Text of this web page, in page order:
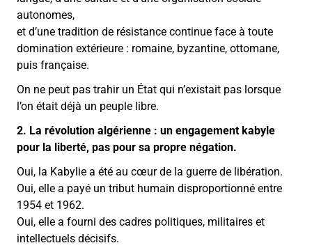
autonomes,
et d’une tradition de résistance continue face à toute
domination extérieure : romaine, byzantine, ottomane,
puis française.
On ne peut pas trahir un État qui n’existait pas lorsque
l’on était déjà un peuple libre.
2. La révolution algérienne : un engagement kabyle
pour la liberté, pas pour sa propre négation.
Oui, la Kabylie a été au cœur de la guerre de libération.
Oui, elle a payé un tribut humain disproportionné entre
1954 et 1962.
Oui, elle a fourni des cadres politiques, militaires et
intellectuels décisifs.